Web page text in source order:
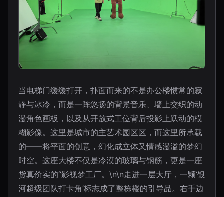
当电梯门缓缓打开，扑面而来的不是办公楼惯常的寂
静与冰冷，而是一阵悠扬的背景音乐、墙上交织的动
漫角色画板，以及从开放式工位背后投影上跃动的模
糊影像。这里是城市的主艺术园区区，而这里所承载
的——将平面的创意，幻化成立体又情感漫溢的梦幻
时空。这座大楼不仅是冷漠的玻璃与钢筋，更是一座
货真价实的“影视梦工厂。\n\n走进一层大厅，一颗‘银
河超级团队打卡角’标志成了整栋楼的引导品。右手边